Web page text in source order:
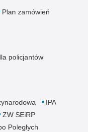
Plan zamówień
policjantów
IPA
ZW SEiRP
Poległych